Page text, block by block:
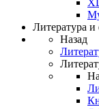
Литература
Назад